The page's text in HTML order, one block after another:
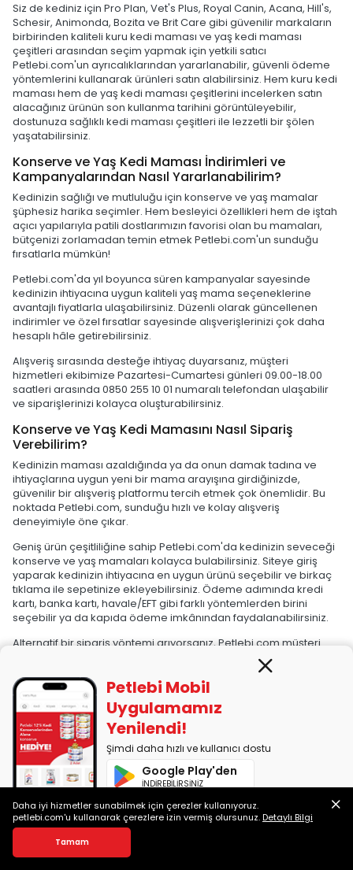
Siz de kediniz için Pro Plan, Vet's Plus, Royal Canin, Acana, Hill's,
Schesir, Animonda, Bozita ve Brit Care gibi güvenilir markaların
birbirinden kaliteli kuru kedi maması ve yaş kedi maması
çeşitleri arasından seçim yapmak için yetkili satıcı
Petlebi.com'un ayrıcalıklarından yararlanabilir, güvenli ödeme
yöntemlerini kullanarak ürünleri satın alabilirsiniz. Hem kuru kedi
maması hem de yaş kedi maması çeşitlerini incelerken satın
alacağınız ürünün son kullanma tarihini görüntüleyebilir,
dostunuza sağlıklı kedi maması çeşitleri ile lezzetli bir şölen
yaşatabilirsiniz.
Konserve ve Yaş Kedi Maması İndirimleri ve
Kampanyalarından Nasıl Yararlanabilirim?
Kedinizin sağlığı ve mutluluğu için konserve ve yaş mamalar
şüphesiz harika seçimler. Hem besleyici özellikleri hem de iştah
açıcı yapılarıyla patili dostlarımızın favorisi olan bu mamaları,
bütçenizi zorlamadan temin etmek Petlebi.com'un sunduğu
fırsatlarla mümkün!
Petlebi.com'da yıl boyunca süren kampanyalar sayesinde
kedinizin ihtiyacına uygun kaliteli yaş mama seçeneklerine
avantajlı fiyatlarla ulaşabilirsiniz. Düzenli olarak güncellenen
indirimler ve özel fırsatlar sayesinde alışverişlerinizi çok daha
hesaplı hâle getirebilirsiniz.
Alışveriş sırasında desteğe ihtiyaç duyarsanız, müşteri
hizmetleri ekibimize Pazartesi-Cumartesi günleri 09.00-18.00
saatleri arasında 0850 255 10 01 numaralı telefondan ulaşabilir
ve siparişlerinizi kolayca oluşturabilirsiniz.
Konserve ve Yaş Kedi Mamasını Nasıl Sipariş
Verebilirim?
Kedinizin maması azaldığında ya da onun damak tadına ve
ihtiyaçlarına uygun yeni bir mama arayışına girdiğinizde,
güvenilir bir alışveriş platformu tercih etmek çok önemlidir. Bu
noktada Petlebi.com, sunduğu hızlı ve kolay alışveriş
deneyimiyle öne çıkar.
Geniş ürün çeşitliliğine sahip Petlebi.com'da kedinizin seveceği
konserve ve yaş mamaları kolayca bulabilirsiniz. Siteye giriş
yaparak kedinizin ihtiyacına en uygun ürünü seçebilir ve birkaç
tıklama ile sepetinize ekleyebilirsiniz. Ödeme adımında kredi
kartı, banka kartı, havale/EFT gibi farklı yöntemlerden birini
seçebilir ya da kapıda ödeme imkânından faydalanabilirsiniz.
Alternatif bir sipariş yöntemi arıyorsanız, Petlebi.com müşteri
hizmetleri de sizin için burada! Pazartesi-Cumartesi günleri
arasında 09.00-18.00 saatlerinde 0850 255 10 01 numaralı hattı
arayarak kolayca sipariş verebilirsiniz.
Onaylı Yem Deposu Sertifikasına sahip Petlebi.com'dan mama
alışverişlerinizi güvenle gerçekleştirebilir, platformun %100
orijinal ürün garantisi ile içiniz rahat bir şekilde kedinizin
beslenme ihtiyaçlarını karşılayabilirsiniz.
Bir Kedi Günde Ne Kadar Yaş Mama Yemeli?
Bir kedinin günlük yaş mama tüketimi; yaşına, kilosuna, aktivite
seviyesine ve genel sağlık durumuna göre belirlenir. Örneğin, 3-
5 kg arasında olan yetişkin kedilerin günlük 200-300 gram yaş
mama tüketmesi önerilir. Yavru kediler ise günde yaklaşık 100-
150 gram yaş mama yemelidir. Aktivite seviyelerinin düşüklüğü
Petlebi Mobil
Uygulamamız
Yenilendi!
Şimdi daha hızlı ve kullanıcı dostu
Google Play'den
İNDİREBİLİRSİNİZ
App Store'dan
Daha iyi hizmetler sunabilmek için çerezler kullanıyoruz.
petlebi.com'u kullanarak çerezlere izin vermiş olursunuz.Detaylı Bilgi
Tamam